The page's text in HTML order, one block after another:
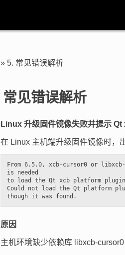
» 5. 常见错误解析
常见错误解析
Linux 升级固件镜像失败并提示
在 Linux 主机端升级固件镜像时，
From 6.5.0, xcb-cursor0 or
is needed
to load the Qt xcb platform
Could not load the Qt platform
原因
主机环境缺少依赖库 libxcb-